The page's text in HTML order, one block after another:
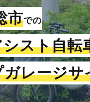
市での
スト自転
ガレージサ